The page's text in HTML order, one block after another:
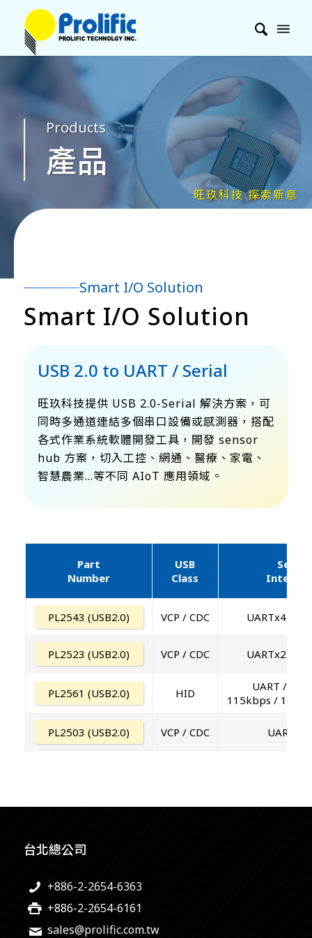
Products
產品
Smart I/O Solution
Smart I/O Solution
USB 2.0 to UART / Serial
旺玖科技提供 USB 2.0-Serial 解決方案，可
同時多通道連結多個串口設備或感測器，搭配
各式作業系統軟體開發工具，開發 sensor
hub 方案，切入工控、網通、醫療、家電、
智慧農業…等不同 AIoT 應用領域。
Part
Number
USB
Class
Serial
PL2543 (USB2.0) VCP / CDC UARTx4 /
PL2523 (USB2.0) VCP / CDC UARTx2 /
PL2561 (USB2.0) HID
UART / I2C
115kbps /
PL2503 (USB2.0) VCP / CDC
台北總公司
+886-2-2654-6363
+886-2-2654-6161
sales@prolific.com.tw